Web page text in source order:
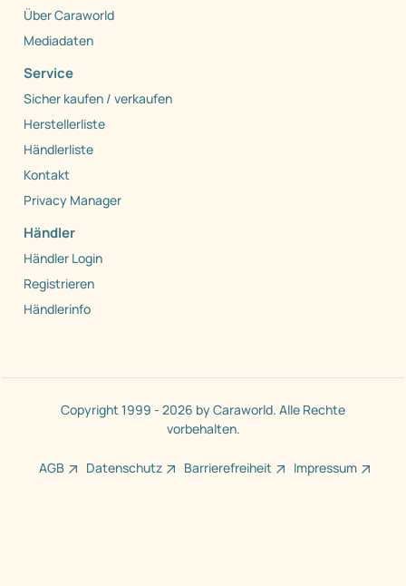
Über Caraworld
Mediadaten
Service
Sicher kaufen / verkaufen
Herstellerliste
Händlerliste
Kontakt
Privacy Manager
Händler
Händler Login
Registrieren
Händlerinfo
Copyright 1999 - 2026 by Caraworld. Alle Rechte
vorbehalten.
AGB Datenschutz Barrierefreiheit Impressum